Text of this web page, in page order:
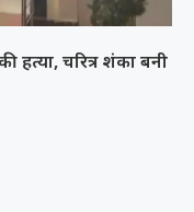
हत्या, चरित्र शंका बनी